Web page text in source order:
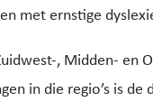
met ernstige
, Midden- en
in die regio’s is de